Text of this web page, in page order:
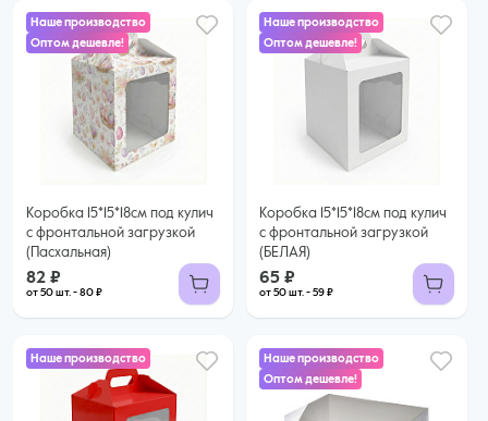
Наше производство
Оптом дешевле!
Коробка 15*15*18см под кулич
с фронтальной загрузкой
(Пасхальная)
82 ₽
от 50 шт. - 80 ₽
80 ₽ за шт. при заказе от 50 шт.
Купить оптом
Наше производство
Оптом дешевле!
Коробка 15*15*18см под кулич
с фронтальной загрузкой
(БЕЛАЯ)
65 ₽
от 50 шт. - 59 ₽
65 ₽
59 ₽ за шт. при заказе от 50 шт.
Купить оптом
Наше производство
Наше производство
Оптом дешевле!